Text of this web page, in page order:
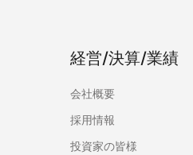
経営/決算/業績
会社概要
採用情報
投資家の皆様